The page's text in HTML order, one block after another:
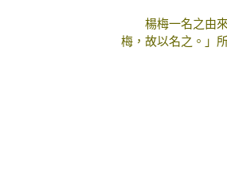
楊梅一名之由來
梅，故以名之。」